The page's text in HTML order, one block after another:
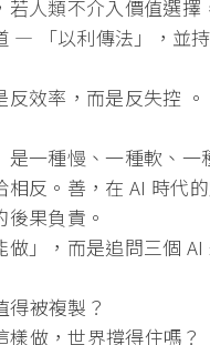
若人類不介入價值選擇
— 「以利傳法」，並
反效率，而是反失控 。
是一種慢、一種軟、一
相反。善，在 AI 時代
果負責。
做」，而是追問三個 AI
得被複製？
樣做，世界撐得住嗎？